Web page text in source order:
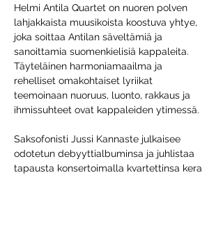
Helmi Antila Quartet on nuoren polven
lahjakkaista muusikoista koostuva yhtye,
joka soittaa Antilan säveltämiä ja
sanoittamia suomenkielisiä kappaleita.
Täyteläinen harmoniamaailma ja
rehelliset omakohtaiset lyriikat
teemoinaan nuoruus, luonto, rakkaus ja
ihmissuhteet ovat kappaleiden ytimessä.
Saksofonisti Jussi Kannaste julkaisee
odotetun debyyttialbuminsa ja juhlistaa
tapausta konsertoimalla kvartettinsa kera